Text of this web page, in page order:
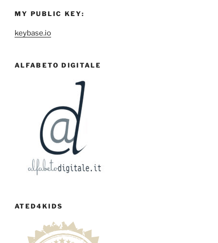
MY PUBLIC KEY:
keybase.io
ALFABETO DIGITALE
ATED4KIDS